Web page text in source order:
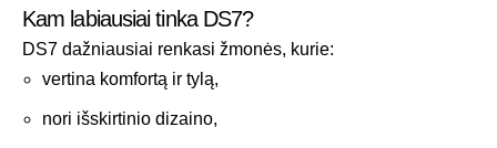
Kam labiausiai tinka DS7?
DS7 dažniausiai renkasi žmonės, kurie:
vertina komfortą ir tylą,
nori išskirtinio dizaino,